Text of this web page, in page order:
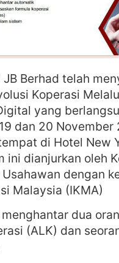
JB Berhad telah
Koperasi
yang
dan 20 November
di Hotel New
ini dianjurkan oleh
dengan
Malaysia (IKMA)
dua
(ALK) dan